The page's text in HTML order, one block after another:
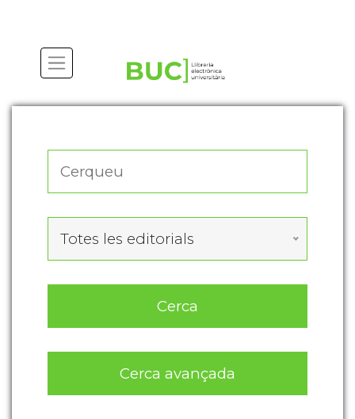
Totes les editorials
Cerca
Cerca avançada